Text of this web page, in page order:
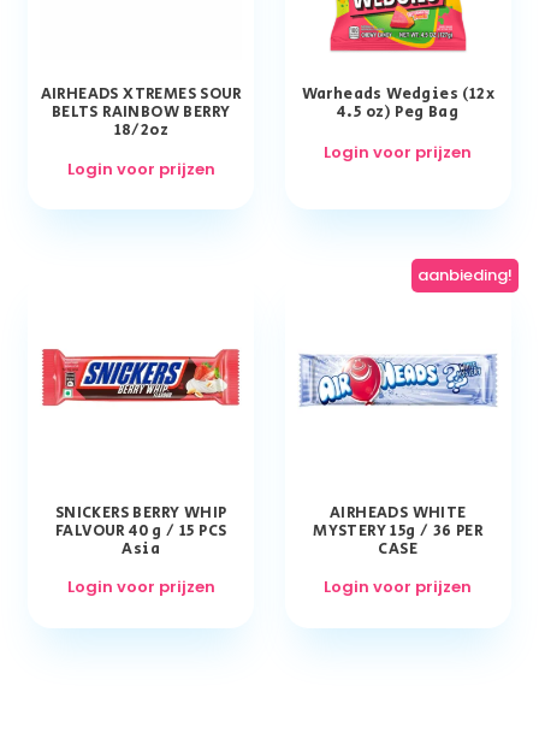
AIRHEADS XTREMES SOUR
BELTS RAINBOW BERRY
18/2oz
Login voor prijzen
Warheads Wedgies (12x
4.5 oz) Peg Bag
Login voor prijzen
SNICKERS BERRY WHIP
FALVOUR 40 g / 15 PCS
Asia
Login voor prijzen
aanbieding!
AIRHEADS WHITE
MYSTERY 15g / 36 PER
CASE
Login voor prijzen